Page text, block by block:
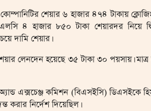
শেয়ার ৬ হাজার ৪৭৪ টাকায়
৪ হাজার ৮৫০ টাকা শেয়ারদর নিয়ে
দামি শেয়ার।
লেনদেন হয়েছে ৩৫ টাকা ৩০ পয়সায়।
এক্সচেঞ্জ কমিশন (বিএসইসি) ডিএসইকে
নির্দেশ দিয়েছিল।